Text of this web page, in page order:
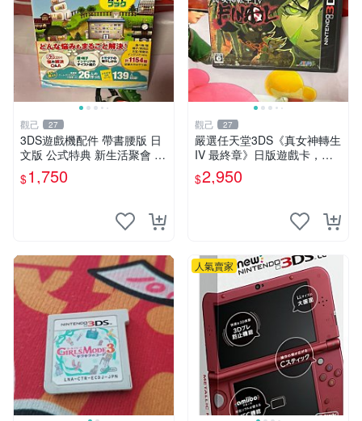
觀己 27
3DS遊戲機配件 帶書腰版 日
文版 公式特典 新生活聚會 合
適收藏 9成新二手 商品不退
不交換 資訊以圖為主 圖實相
$1,750
觀己 27
嚴選任天堂3DS《真女神轉生
IV 最終章》日版遊戲卡，整
體狀態極佳非常新。適合收藏
玩家。 真女神轉生IV 最終章
$2,950
人氣賣家